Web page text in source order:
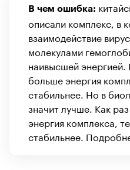
В чем ошибка:
описали комплекс, в
взаимодействие
молекулами
наивысшей
больше энергия
стабильнее. Но в
значит лучше. Как
энергия комплекса,
стабильнее.